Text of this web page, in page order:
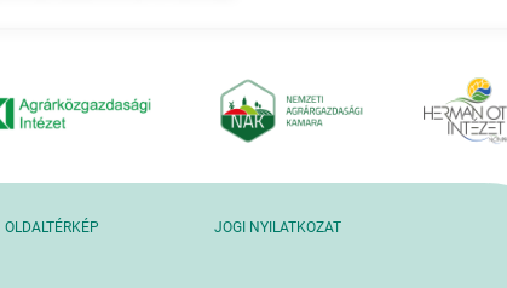
OLDALTÉRKÉP JOGI NYILATKOZAT